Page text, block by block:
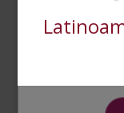
deportivos no
también crean
« Entradas más